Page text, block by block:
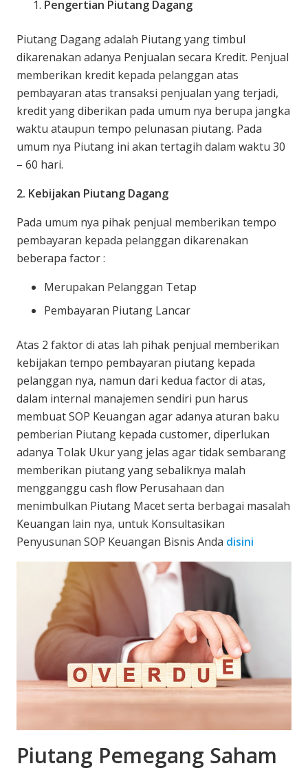
Pengertian Piutang Dagang
Piutang Dagang adalah Piutang yang timbul
dikarenakan adanya Penjualan secara Kredit. Penjual
memberikan kredit kepada pelanggan atas
pembayaran atas transaksi penjualan yang terjadi,
kredit yang diberikan pada umum nya berupa jangka
waktu ataupun tempo pelunasan piutang. Pada
umum nya Piutang ini akan tertagih dalam waktu 30
– 60 hari.
2. Kebijakan Piutang Dagang
Pada umum nya pihak penjual memberikan tempo
pembayaran kepada pelanggan dikarenakan
beberapa factor :
Merupakan Pelanggan Tetap
Pembayaran Piutang Lancar
Atas 2 faktor di atas lah pihak penjual memberikan
kebijakan tempo pembayaran piutang kepada
pelanggan nya, namun dari kedua factor di atas,
dalam internal manajemen sendiri pun harus
membuat SOP Keuangan agar adanya aturan baku
pemberian Piutang kepada customer, diperlukan
adanya Tolak Ukur yang jelas agar tidak sembarang
memberikan piutang yang sebaliknya malah
mengganggu cash flow Perusahaan dan
menimbulkan Piutang Macet serta berbagai masalah
Keuangan lain nya, untuk Konsultasikan
Penyusunan SOP Keuangan Bisnis Anda disini
Piutang Pemegang Saham